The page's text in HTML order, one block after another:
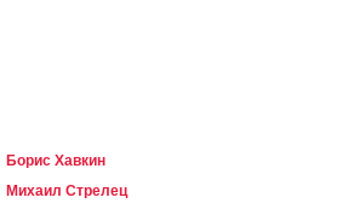
Борис Хавкин
Михаил Стрелец